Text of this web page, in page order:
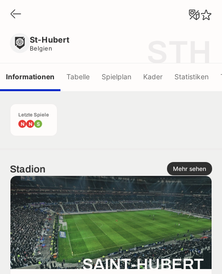
St-Hubert
Belgien
Informationen Tabelle Spielplan Kader Statistiken
Letzte Spiele
N N S
Stadion Mehr sehen
SAINT-HUBERT